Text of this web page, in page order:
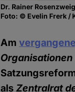
Dr. Rainer
Foto: © Evelin Frerk /
Am
Organisationen
alsZentralrat